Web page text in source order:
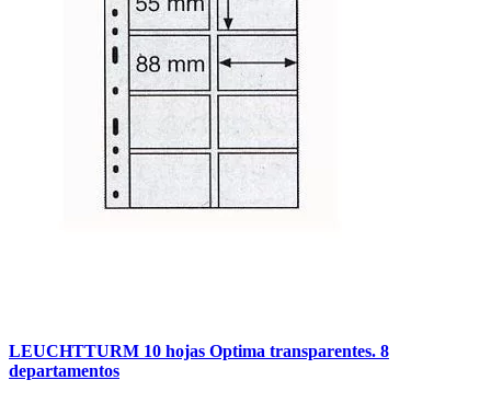
LEUCHTTURM 10 hojas Optima transparentes. 8
departamentos